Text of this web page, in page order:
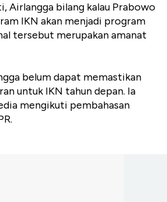
Airlangga bilang kalau Prabowo
IKN akan menjadi program
tersebut merupakan amanat
belum dapat memastikan
untuk IKN tahun depan. Ia
mengikuti pembahasan